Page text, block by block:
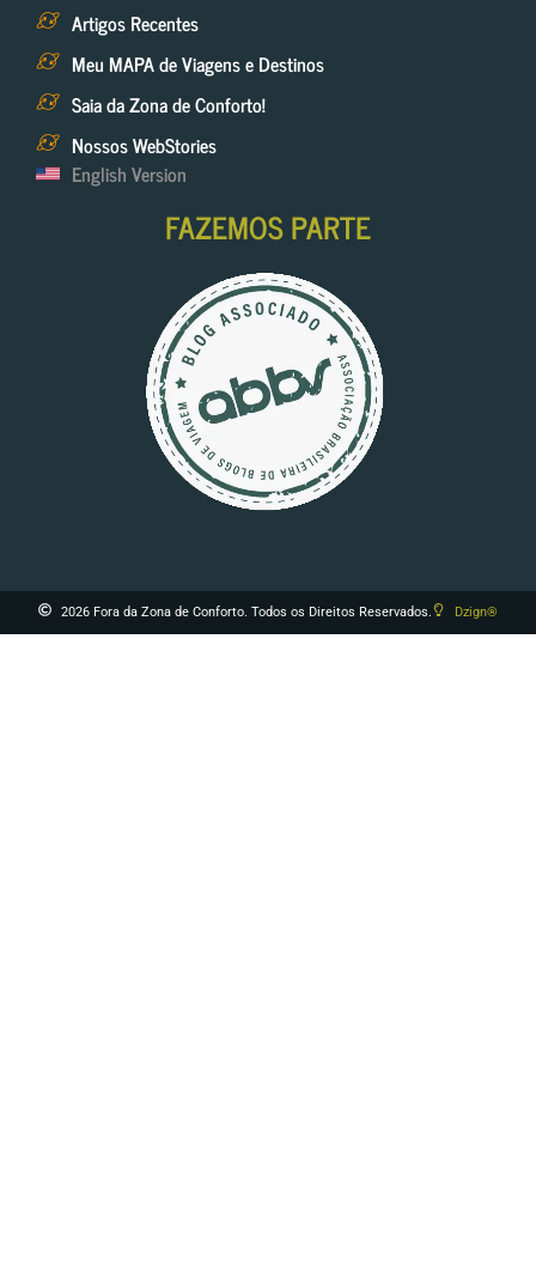
Artigos Recentes
Meu MAPA de Viagens e Destinos
Saia da Zona de Conforto!
Nossos WebStories
English Version
FAZEMOS PARTE
2026 Fora da Zona de Conforto. Todos os Direitos Reservados. Dzign®